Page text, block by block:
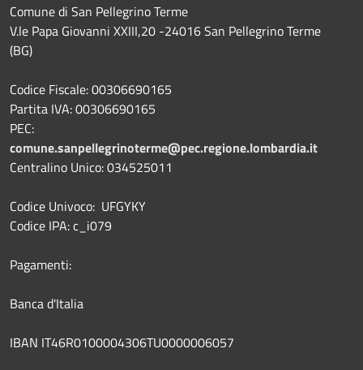
Comune di San Pellegrino Terme
V.le Papa Giovanni XXIII,20 -24016 San Pellegrino Terme
(BG)
Codice Fiscale: 00306690165
Partita IVA: 00306690165
PEC:
comune.sanpellegrinoterme@pec.regione.lombardia.it
Centralino Unico: 034525011
Codice Univoco: UFGYKY
Codice IPA: c_i079
Pagamenti:
Banca d'Italia
IBAN IT46R0100004306TU0000006057